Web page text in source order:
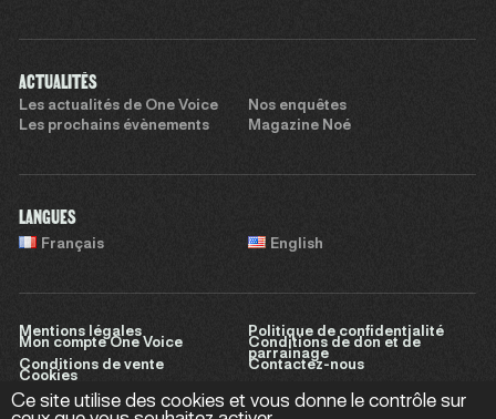
ACTUALITÉS
Les actualités de One Voice
Nos enquêtes
Les prochains évènements
Magazine Noé
LANGUES
Français English
Mentions légales
Politique de confidentialité
Mon compte One Voice
Conditions de don et de
parrainage
Conditions de vente
Contactez-nous
Cookies
Ce site utilise des cookies et vous donne le contrôle sur